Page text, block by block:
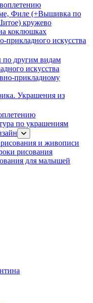
Филе (+Вышивка по
кружево
коклюшках
прикладного искусства
другим видам
искусства
прикладному
Украшения из
по украшениям
и живописи
рисования
для малышей